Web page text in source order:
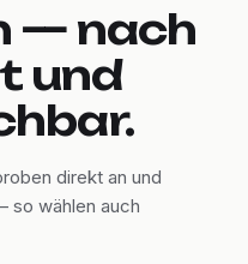
— nach
und
direkt an und
so wählen auch